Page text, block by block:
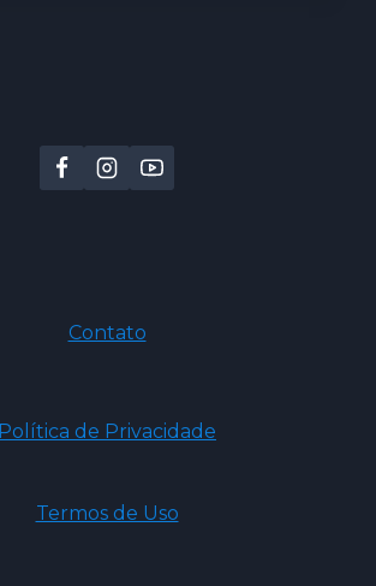
Contato
Política de Privacidade
Termos de Uso